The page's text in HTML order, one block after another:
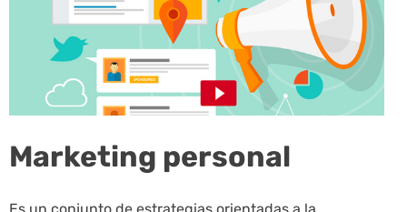
Marketing personal
Es un conjunto de estrategias orientadas a la